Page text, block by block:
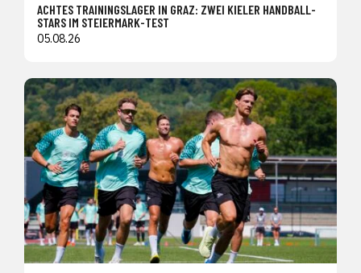
ACHTES TRAININGSLAGER IN GRAZ: ZWEI KIELER HANDBALL-
STARS IM STEIERMARK-TEST
05.08.26